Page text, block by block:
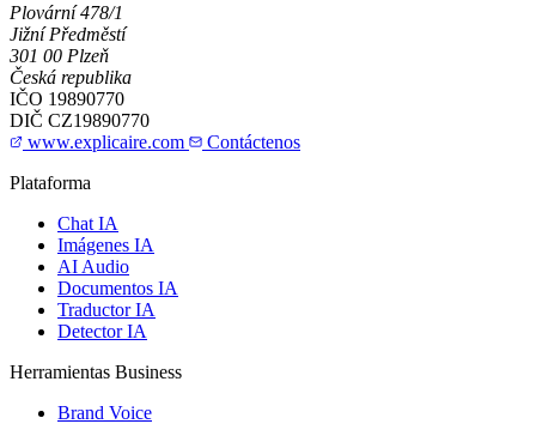
Plovární 478/1
Jižní Předměstí
301 00 Plzeň
Česká republika
IČO 19890770
DIČ CZ19890770
www.explicaire.com
Contáctenos
Plataforma
Chat IA
Imágenes IA
AI Audio
Documentos IA
Traductor IA
Detector IA
Herramientas Business
Brand Voice